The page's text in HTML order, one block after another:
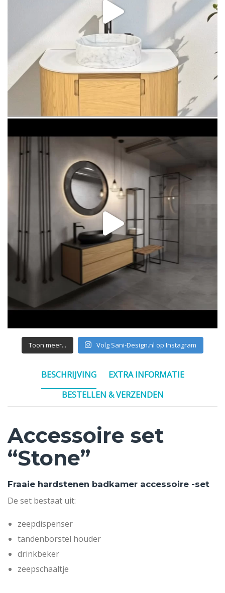
Toon meer... Volg Sani-Design.nl op Instagram
BESCHRIJVING
EXTRA INFORMATIE
BESTELLEN & VERZENDEN
Accessoire set
“Stone”
Fraaie hardstenen badkamer accessoire -set
De set bestaat uit:
zeepdispenser
tandenborstel houder
drinkbeker
zeepschaaltje